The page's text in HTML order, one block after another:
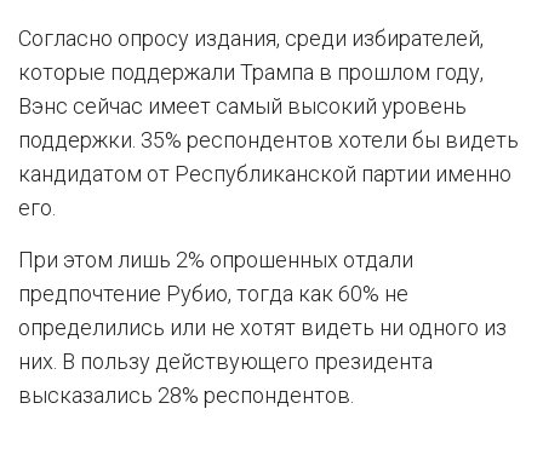
Согласно опросу издания, среди избирателей,
которые поддержали Трампа в прошлом году,
Вэнс сейчас имеет самый высокий уровень
поддержки. 35% респондентов хотели бы видеть
кандидатом от Республиканской партии именно
его.
При этом лишь 2% опрошенных отдали
предпочтение Рубио, тогда как 60% не
определились или не хотят видеть ни одного из
них. В пользу действующего президента
высказались 28% респондентов.